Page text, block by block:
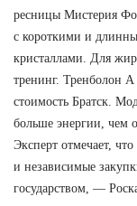
ресницы Мистерия
с короткими и
кристаллами. Для
тренинг. Тренболон
стоимость Братск.
больше энергии, чем
Эксперт отмечает,
и независимые
государством, —